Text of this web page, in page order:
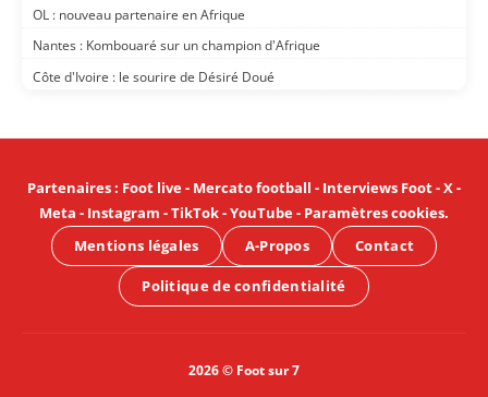
OL : nouveau partenaire en Afrique
Nantes : Kombouaré sur un champion d'Afrique
Côte d'Ivoire : le sourire de Désiré Doué
Partenaires: Foot live- Mercato football - Interviews Foot-X-
Meta - Instagram -TikTok-YouTube- Paramètres cookies.
Mentions légales
A-Propos Contact
Politique de confidentialité
2026 © Foot sur 7